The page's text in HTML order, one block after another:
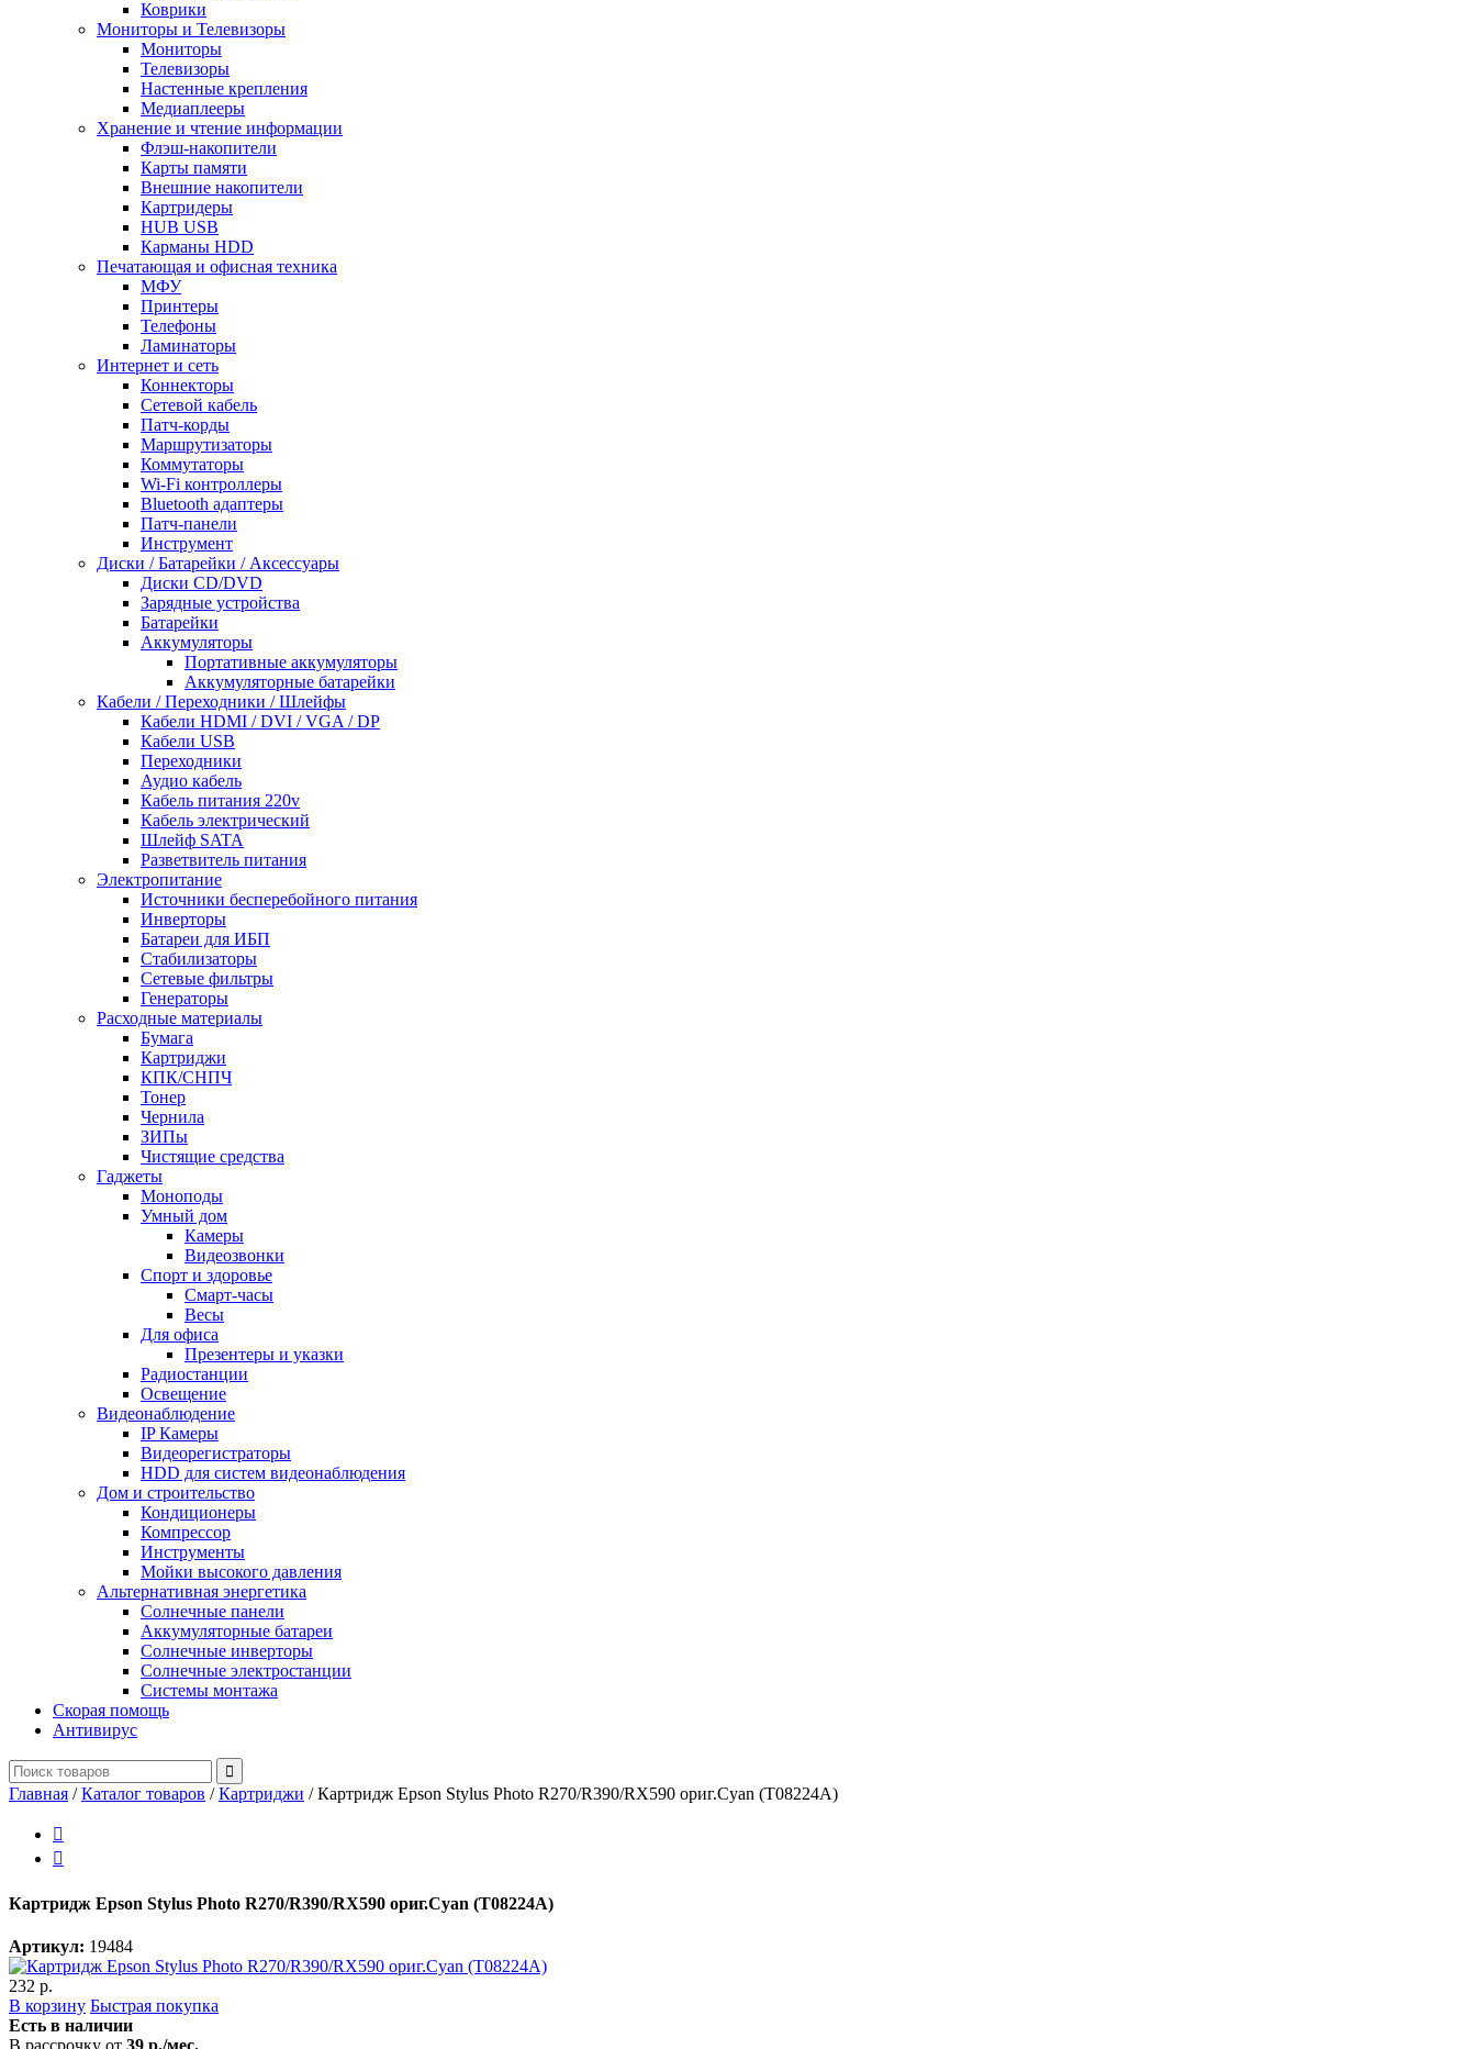
Коврики
Мониторы и Телевизоры
Мониторы
Телевизоры
Настенные крепления
Медиаплееры
Хранение и чтение информации
Флэш-накопители
Карты памяти
Внешние накопители
Картридеры
HUB USB
Карманы HDD
Печатающая и офисная техника
МФУ
Принтеры
Телефоны
Ламинаторы
Интернет и сеть
Коннекторы
Сетевой кабель
Патч-корды
Маршрутизаторы
Коммутаторы
Wi-Fi контроллеры
Bluetooth адаптеры
Патч-панели
Инструмент
Диски / Батарейки / Аксессуары
Диски CD/DVD
Зарядные устройства
Батарейки
Аккумуляторы
Портативные аккумуляторы
Аккумуляторные батарейки
Кабели / Переходники / Шлейфы
Кабели HDMI / DVI / VGA / DP
Кабели USB
Переходники
Аудио кабель
Кабель питания 220v
Кабель электрический
Шлейф SATA
Разветвитель питания
Электропитание
Источники бесперебойного питания
Инверторы
Батареи для ИБП
Стабилизаторы
Сетевые фильтры
Генераторы
Расходные материалы
Бумага
Картриджи
КПК/СНПЧ
Тонер
Чернила
ЗИПы
Чистящие средства
Гаджеты
Моноподы
Умный дом
Камеры
Видеозвонки
Спорт и здоровье
Смарт-часы
Весы
Для офиса
Презентеры и указки
Радиостанции
Освещение
Видеонаблюдение
IP Камеры
Видеорегистраторы
HDD для систем видеонаблюдения
Дом и строительство
Кондиционеры
Компрессор
Инструменты
Мойки высокого давления
Альтернативная энергетика
Солнечные панели
Аккумуляторные батареи
Солнечные инверторы
Солнечные электростанции
Системы монтажа
Скорая помощь
Антивирус
Главная /Каталог товаров /Картриджи /Картридж Epson Stylus Photo R270/R390/RX590 ориг.Cyan (T08224A)


Картридж Epson Stylus Photo R270/R390/RX590 ориг.Cyan (T08224A)
Артикул: 19484
232 р.
В корзину Быстрая покупка
Есть в наличии
В рассрочку от 39 р./мес.